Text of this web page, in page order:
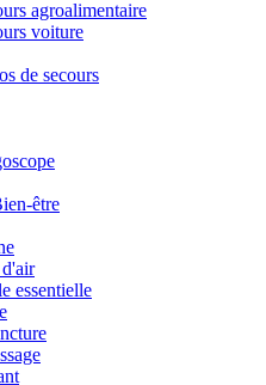
agroalimentaire
voiture
de secours
être
essentielle